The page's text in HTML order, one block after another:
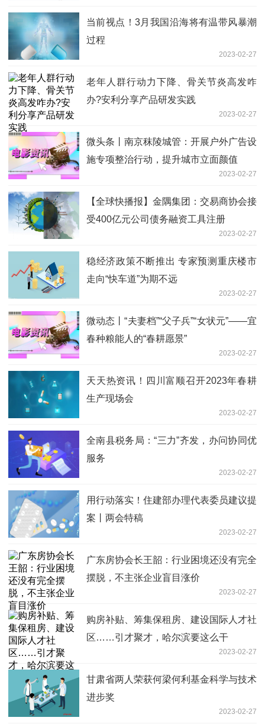
当前视点！3月我国沿海将有温带风暴潮
过程
2023-02-27
老年人群行动力下降、骨关节炎高发咋
办?安利分享产品研发实践
2023-02-27
微头条丨南京秣陵城管：开展户外广告设
施专项整治行动，提升城市立面颜值
2023-02-27
【全球快播报】金隅集团：交易商协会接
受400亿元公司债务融资工具注册
2023-02-27
稳经济政策不断推出 专家预测重庆楼市
走向“快车道”为期不远
2023-02-27
微动态丨“夫妻档”“父子兵”“女状元”——宜
春种粮能人的“春耕愿景”
2023-02-27
天天热资讯！四川富顺召开2023年春耕
生产现场会
2023-02-27
全南县税务局：“三力”齐发，办问协同优
服务
2023-02-27
用行动落实！住建部办理代表委员建议提
案丨两会特稿
2023-02-27
广东房协会长王韶：行业困境还没有完全
摆脱，不主张企业盲目涨价
2023-02-27
购房补贴、筹集保租房、建设国际人才社
区……引才聚才，哈尔滨要这么干
2023-02-27
甘肃省两人荣获何梁何利基金科学与技术
进步奖
2023-02-27